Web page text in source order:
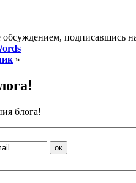
обсуждением, подписавшись
»
блога!